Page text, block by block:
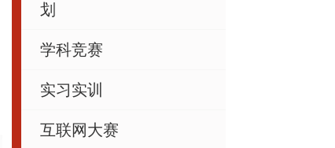
划
学科竞赛
实习实训
互联网大赛